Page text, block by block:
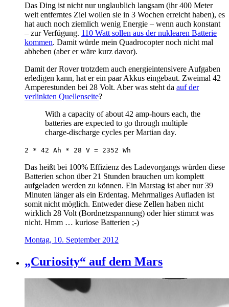
Das Ding ist nicht nur unglaublich langsam (ihr 400 Meter
weit entferntes Ziel wollen sie in 3 Wochen erreicht haben), es
hat auch noch ziemlich wenig Energie – wenn auch konstant
– zur Verfügung. 110 Watt sollen aus der nuklearen Batterie
kommen. Damit würde mein Quadrocopter noch nicht mal
abheben (aber er wäre kurz davor).
Damit der Rover trotzdem auch energieintensivere Aufgaben
erledigen kann, hat er ein paar Akkus eingebaut. Zweimal 42
Amperestunden bei 28 Volt. Aber was steht da auf der
verlinkten Quellenseite?
With a capacity of about 42 amp-hours each, the
batteries are expected to go through multiple
charge-discharge cycles per Martian day.
2 * 42 Ah * 28 V = 2352 Wh
Das heißt bei 100% Effizienz des Ladevorgangs würden diese
Batterien schon über 21 Stunden brauchen um komplett
aufgeladen werden zu können. Ein Marstag ist aber nur 39
Minuten länger als ein Erdentag. Mehrmaliges Aufladen ist
somit nicht möglich. Entweder diese Zellen haben nicht
wirklich 28 Volt (Bordnetzspannung) oder hier stimmt was
nicht. Hmm … kuriose Batterien ;-)
Montag, 10. September 2012
„Curiosity“ auf dem Mars